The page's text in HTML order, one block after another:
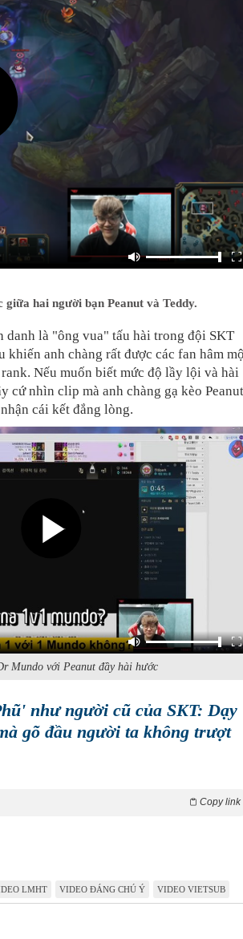
hai người bạn Peanut và Teddy.
danh là "ông vua" tấu hài trong đội SKT
khiến anh chàng rất được các fan hâm mộ
Nếu muốn biết mức độ lầy lội và hài
cứ nhìn clip mà anh chàng gạ kèo Peanut
cái kết đắng lòng.
Mundo với Peanut đầy hài hước
như người cũ của SKT: Dạy
gõ đầu người ta không trượt
Copy link
LMHT VIDEO ĐÁNG CHÚ Ý VIDEO VIETSUB